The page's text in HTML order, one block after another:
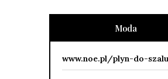
Moda
www.noe.pl/plyn-do-